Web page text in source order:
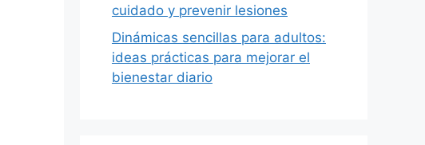
cuidado y prevenir lesiones
Dinámicas sencillas para adultos:
ideas prácticas para mejorar el
bienestar diario